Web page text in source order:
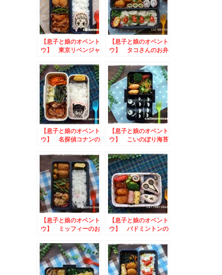
【息子と娘のオベント
ウ】 東京リベンジャ
【息子と娘のオベント
ウ】 タコさんのお弁
【息子と娘のオベント
ウ】 名探偵コナンの
【息子と娘のオベント
ウ】 こいのぼり海苔
【息子と娘のオベント
ウ】 ミッフィーのお
【息子と娘のオベント
ウ】 バドミントンの